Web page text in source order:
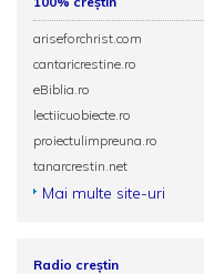
ariseforchrist.com
cantaricrestine.ro
eBiblia.ro
lectiicuobiecte.ro
proiectulimpreuna.ro
tanarcrestin.net
Mai multe site-uri
Radio creștin